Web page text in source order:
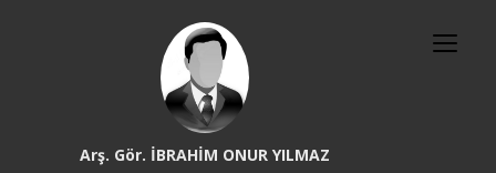
Arş. Gör. İBRAHİM ONUR YILMAZ